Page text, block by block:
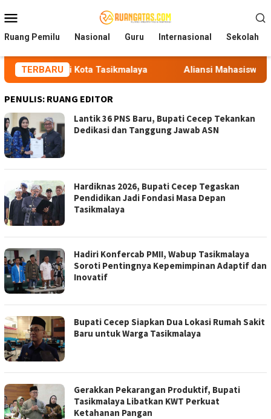
ke
kontenMobile
Ruang Pemilu Nasional Guru Internasional Sekolah
TERBARU
di Kota Tasikmalaya Aliansi Mahasiswa Tasikmalaya
PENULIS: RUANG EDITOR
Lantik 36 PNS Baru, Bupati Cecep Tekankan
Dedikasi dan Tanggung Jawab ASN
Hardiknas 2026, Bupati Cecep Tegaskan
Pendidikan Jadi Fondasi Masa Depan
Tasikmalaya
Hadiri Konfercab PMII, Wabup Tasikmalaya
Soroti Pentingnya Kepemimpinan Adaptif dan
Inovatif
Bupati Cecep Siapkan Dua Lokasi Rumah Sakit
Baru untuk Warga Tasikmalaya
Gerakkan Pekarangan Produktif, Bupati
Tasikmalaya Libatkan KWT Perkuat
Ketahanan Pangan